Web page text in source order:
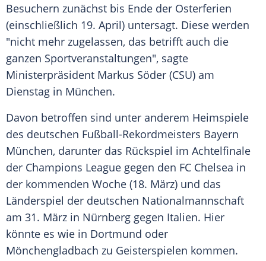
Besuchern zunächst bis Ende der Osterferien
(einschließlich 19. April) untersagt. Diese werden
"nicht mehr zugelassen, das betrifft auch die
ganzen Sportveranstaltungen", sagte
Ministerpräsident Markus Söder (CSU) am
Dienstag in München.
Davon betroffen sind unter anderem Heimspiele
des deutschen Fußball-Rekordmeisters Bayern
München, darunter das Rückspiel im Achtelfinale
der Champions League gegen den FC Chelsea in
der kommenden Woche (18. März) und das
Länderspiel der deutschen Nationalmannschaft
am 31. März in Nürnberg gegen Italien. Hier
könnte es wie in Dortmund oder
Mönchengladbach zu Geisterspielen kommen.